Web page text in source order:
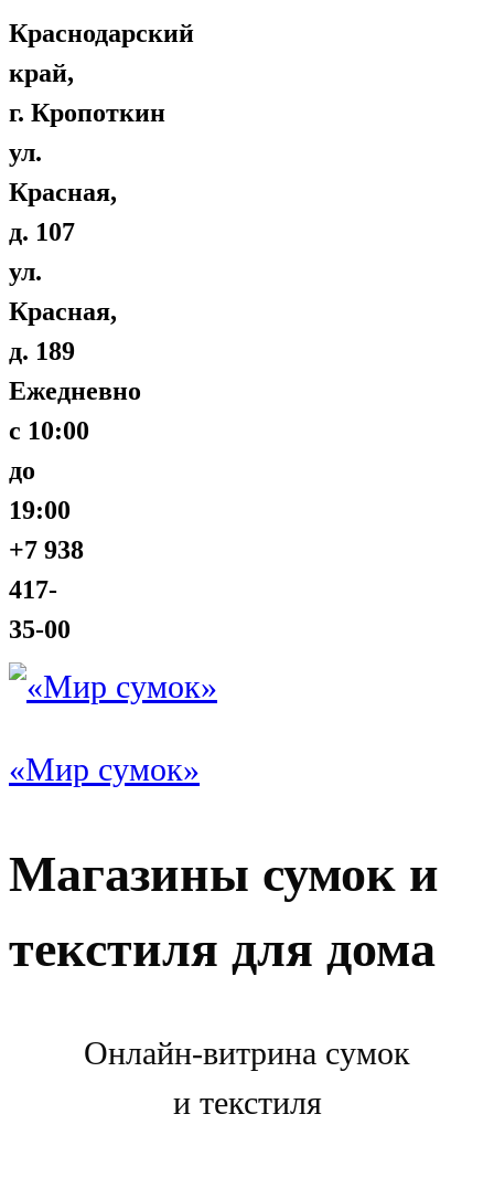
Краснодарский
край,
г. Кропоткин
ул.
Красная,
д. 107
ул.
Красная,
д. 189
Ежедневно
с 10:00
до
19:00
+7 938
417-
35-00
«Мир сумок»
Магазины сумок и
текстиля для дома
Онлайн-витрина сумок
и текстиля